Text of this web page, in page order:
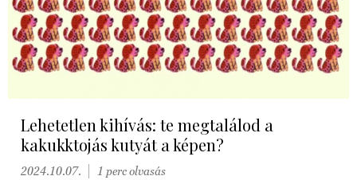
Lehetetlen kihívás: te megtalálod a
kakukktojás kutyát a képen?
2024.10.07. 1 perc olvasás